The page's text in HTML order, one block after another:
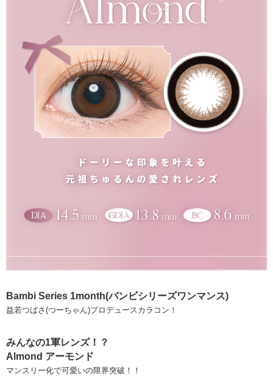
Bambi Series 1month(バンビシリーズワンマンス)
益若つばさ(つーちゃん)プロデュースカラコン！
みんなの1軍レンズ！？
Almond アーモンド
マンスリー化で可愛いの限界突破！！